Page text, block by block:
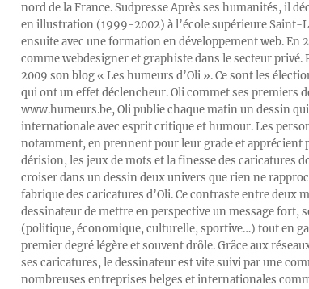
nord de la France. Sudpresse Après ses humanités, il
en illustration (1999-2002) à l’école supérieure Saint-
ensuite avec une formation en développement web. En
comme webdesigner et graphiste dans le secteur privé.
2009 son blog « Les humeurs d’Oli ». Ce sont les
qui ont un effet déclencheur. Oli commet ses premiers
www.humeurs.be, Oli publie chaque matin un dessin
internationale avec esprit critique et humour. Les
notamment, en prennent pour leur grade et apprécient
dérision, les jeux de mots et la finesse des caricatures
croiser dans un dessin deux univers que rien ne
fabrique des caricatures d’Oli. Ce contraste entre deux
dessinateur de mettre en perspective un message fort,
(politique, économique, culturelle, sportive…) tout en
premier degré légère et souvent drôle. Grâce aux
ses caricatures, le dessinateur est vite suivi par une
nombreuses entreprises belges et internationales